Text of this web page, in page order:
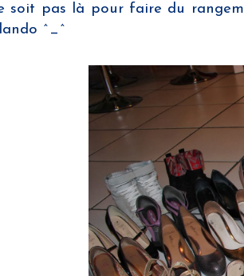
soit pas là pour faire du
^_^